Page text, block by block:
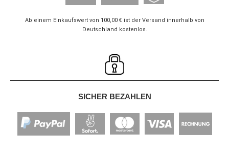
Ab einem Einkaufswert von 100,00 € ist der Versand innerhalb von
Deutschland kostenlos.
SICHER BEZAHLEN